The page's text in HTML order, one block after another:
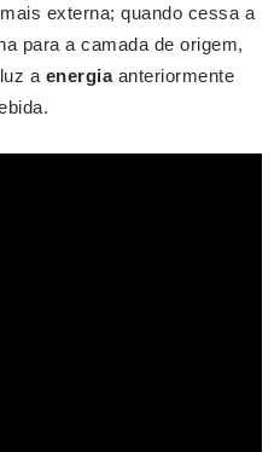
externa; quando cessa a
para a camada de origem,
a energiaanteriormente